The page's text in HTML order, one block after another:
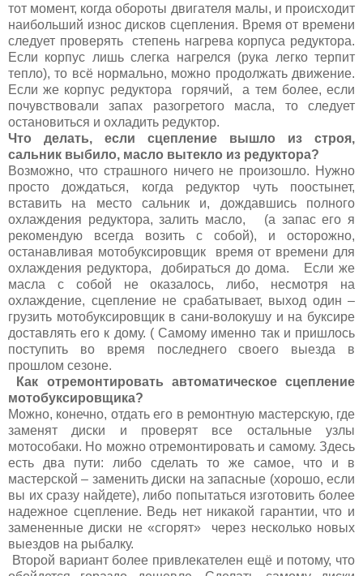
тот момент, когда обороты двигателя малы, и происходит
наибольший износ дисков сцепления. Время от времени
следует проверять степень нагрева корпуса редуктора.
Если корпус лишь слегка нагрелся (рука легко терпит
тепло), то всё нормально, можно продолжать движение.
Если же корпус редуктора горячий, а тем более, если
почувствовали запах разогретого масла, то следует
остановиться и охладить редуктор.
Что делать, если сцепление вышло из строя,
сальник выбило, масло вытекло из редуктора?
Возможно, что страшного ничего не произошло. Нужно
просто дождаться, когда редуктор чуть поостынет,
вставить на место сальник и, дождавшись полного
охлаждения редуктора, залить масло, (а запас его я
рекомендую всегда возить с собой), и осторожно,
останавливая мотобуксировщик время от времени для
охлаждения редуктора, добираться до дома. Если же
масла с собой не оказалось, либо, несмотря на
охлаждение, сцепление не срабатывает, выход один –
грузить мотобуксировщик в сани-волокушу и на буксире
доставлять его к дому. ( Самому именно так и пришлось
поступить во время последнего своего выезда в
прошлом сезоне.
Как отремонтировать автоматическое сцепление
мотобуксировщика?
Можно, конечно, отдать его в ремонтную мастерскую, где
заменят диски и проверят все остальные узлы
мотособаки. Но можно отремонтировать и самому. Здесь
есть два пути: либо сделать то же самое, что и в
мастерской – заменить диски на запасные (хорошо, если
вы их сразу найдете), либо попытаться изготовить более
надежное сцепление. Ведь нет никакой гарантии, что и
замененные диски не «сгорят» через несколько новых
выездов на рыбалку.
Второй вариант более привлекателен ещё и потому, что